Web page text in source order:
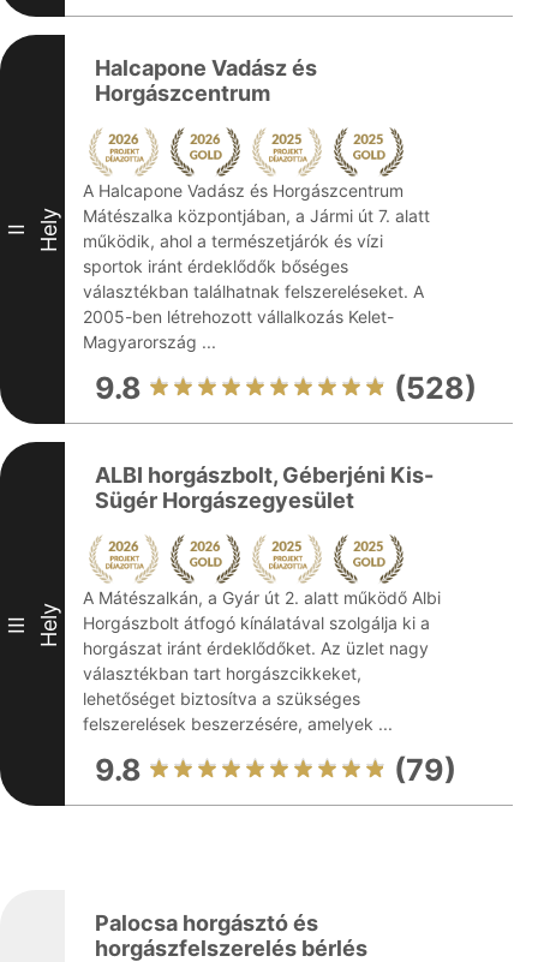
II Hely
Halcapone Vadász és
Horgászcentrum
A Halcapone Vadász és Horgászcentrum
Mátészalka központjában, a Jármi út 7. alatt
működik, ahol a természetjárók és vízi
sportok iránt érdeklődők bőséges
választékban találhatnak felszereléseket. A
2005-ben létrehozott vállalkozás Kelet-
Magyarország ...
9.8 (528)
III Hely
ALBI horgászbolt, Géberjéni Kis-
Sügér Horgászegyesület
A Mátészalkán, a Gyár út 2. alatt működő Albi
Horgászbolt átfogó kínálatával szolgálja ki a
horgászat iránt érdeklődőket. Az üzlet nagy
választékban tart horgászcikkeket,
lehetőséget biztosítva a szükséges
felszerelések beszerzésére, amelyek ...
9.8 (79)
Palocsa horgásztó és
horgászfelszerelés bérlés